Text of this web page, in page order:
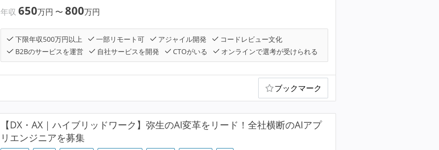
年収650万円 〜800万円
下限年収500万円以上 一部リモート可 アジャイル開発
コードレビュー文化
B2Bのサービスを運営
自社サービスを開発 CTOがいる オンラインで選考が受けられる
ブックマーク
【DX・AX｜ハイブリッドワーク】弥生のAI変革をリード！全社横断のAIアプ
リエンジニアを募集